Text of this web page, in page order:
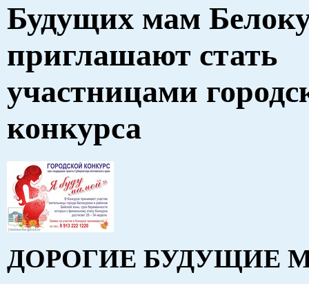
Будущих мам
приглашают стать
участницами
конкурса
ДОРОГИЕ БУДУЩИЕ